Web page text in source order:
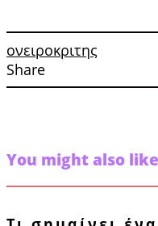
ονειροκριτης
Share
You might also like